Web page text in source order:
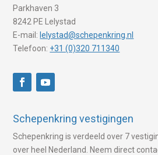
Parkhaven 3
8242 PE Lelystad
E-mail: lelystad@schepenkring.nl
Telefoon: +31 (0)320 711340
Schepenkring vestigingen
Schepenkring is verdeeld over 7
over heel Nederland. Neem direct